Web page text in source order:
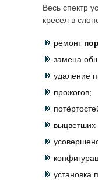
Весь спектр
кресел в
ремонт
замена
удаление
прожогов;
выцветших
установка